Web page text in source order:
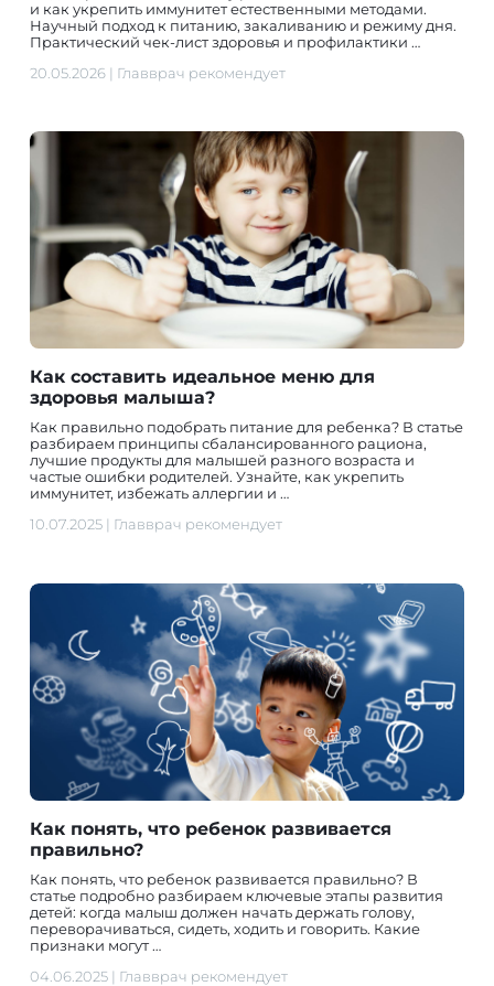
и как укрепить иммунитет естественными методами.
Научный подход к питанию, закаливанию и режиму дня.
Практический чек-лист здоровья и профилактики …
20.05.2026| Главврач рекомендует
Как составить идеальное меню для
здоровья малыша?
Как правильно подобрать питание для ребенка? В статье
разбираем принципы сбалансированного рациона,
лучшие продукты для малышей разного возраста и
частые ошибки родителей. Узнайте, как укрепить
иммунитет, избежать аллергии и …
10.07.2025| Главврач рекомендует
Как понять, что ребенок развивается
правильно?
Как понять, что ребенок развивается правильно? В
статье подробно разбираем ключевые этапы развития
детей: когда малыш должен начать держать голову,
переворачиваться, сидеть, ходить и говорить. Какие
признаки могут …
04.06.2025| Главврач рекомендует